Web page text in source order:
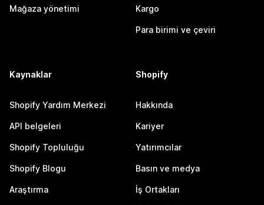
Mağaza yönetimi Kargo
Para birimi ve çeviri
Kaynaklar
Shopify Yardım Merkezi
API belgeleri
Shopify Topluluğu
Shopify Blogu
Araştırma
Shopify
Hakkında
Kariyer
Yatırımcılar
Basın ve medya
İş Ortakları